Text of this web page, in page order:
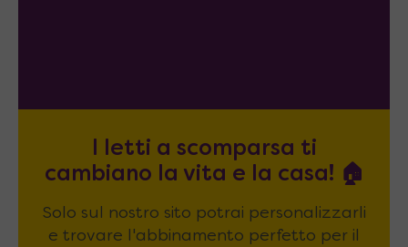
I letti a scomparsa ti
cambiano la vita e la casa! 🏠
Solo sul nostro sito potrai personalizzarli
e trovare l'abbinamento perfetto per il